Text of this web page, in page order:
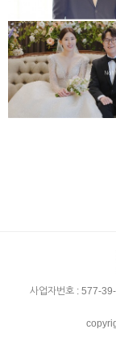
더빈 웨딩
그랜드볼륨 (
사업자번호 : 577-